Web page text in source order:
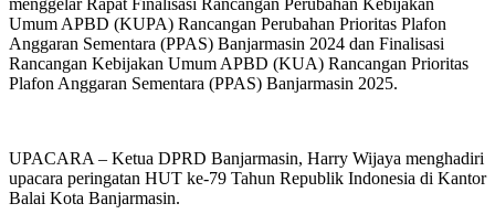
Umum APBD (KUPA) Rancangan Perubahan Prioritas Plafon
Anggaran Sementara (PPAS) Banjarmasin 2024 dan Finalisasi
Rancangan Kebijakan Umum APBD (KUA) Rancangan Prioritas
Plafon Anggaran Sementara (PPAS) Banjarmasin 2025.
UPACARA – Ketua DPRD Banjarmasin, Harry Wijaya menghadiri
upacara peringatan HUT ke-79 Tahun Republik Indonesia di Kantor
Balai Kota Banjarmasin.